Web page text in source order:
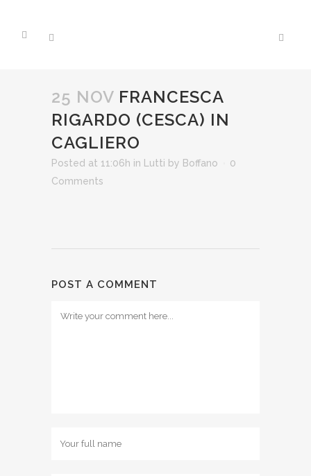
25 NOV FRANCESCA
RIGARDO (CESCA) IN
CAGLIERO
Posted at 11:06h in Lutti by Boffano
0
Comments
POST A COMMENT